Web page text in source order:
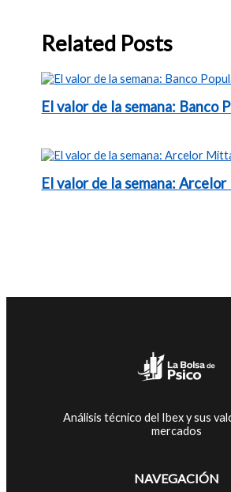
Related Posts
El valor de la semana: Banco
El valor de la semana:
Análisis técnico del Ibex y sus
mercados
NAVEGACIÓN